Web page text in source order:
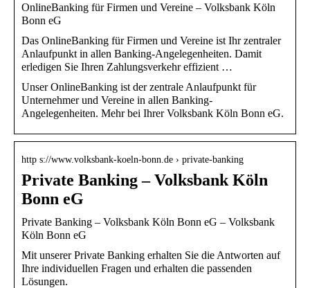
OnlineBanking für Firmen und Vereine – Volksbank Köln
Bonn eG
Das OnlineBanking für Firmen und Vereine ist Ihr zentraler
Anlaufpunkt in allen Banking-Angelegenheiten. Damit
erledigen Sie Ihren Zahlungsverkehr effizient …
Unser OnlineBanking ist der zentrale Anlaufpunkt für
Unternehmer und Vereine in allen Banking-
Angelegenheiten. Mehr bei Ihrer Volksbank Köln Bonn eG.
http s://www.volksbank-koeln-bonn.de › private-banking
Private Banking – Volksbank Köln
Bonn eG
Private Banking – Volksbank Köln Bonn eG – Volksbank
Köln Bonn eG
Mit unserer Private Banking erhalten Sie die Antworten auf
Ihre individuellen Fragen und erhalten die passenden
Lösungen.